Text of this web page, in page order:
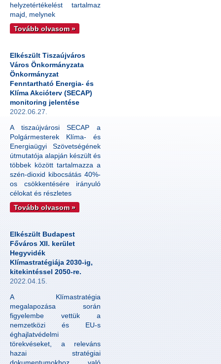
helyzetértékelést tartalmaz
majd, melynek
Tovább olvasom »
Elkészült Tiszaújváros
Város Önkormányzata
Önkormányzat
Fenntartható Energia- és
Klíma Akcióterv (SECAP)
monitoring jelentése
2022.06.27.
A tiszaújvárosi SECAP a
Polgármesterek Klíma- és
Energiaügyi Szövetségének
útmutatója alapján készült és
többek között tartalmazza a
szén-dioxid kibocsátás 40%-
os csökkentésére irányuló
célokat és részletes
Tovább olvasom »
Elkészült Budapest
Főváros XII. kerület
Hegyvidék
Klímastratégiája 2030-ig,
kitekintéssel 2050-re.
2022.04.15.
A Klímastratégia
megalapozása során
figyelembe vettük a
nemzetközi és EU-s
éghajlatvédelmi
törekvéseket, a releváns
hazai stratégiai